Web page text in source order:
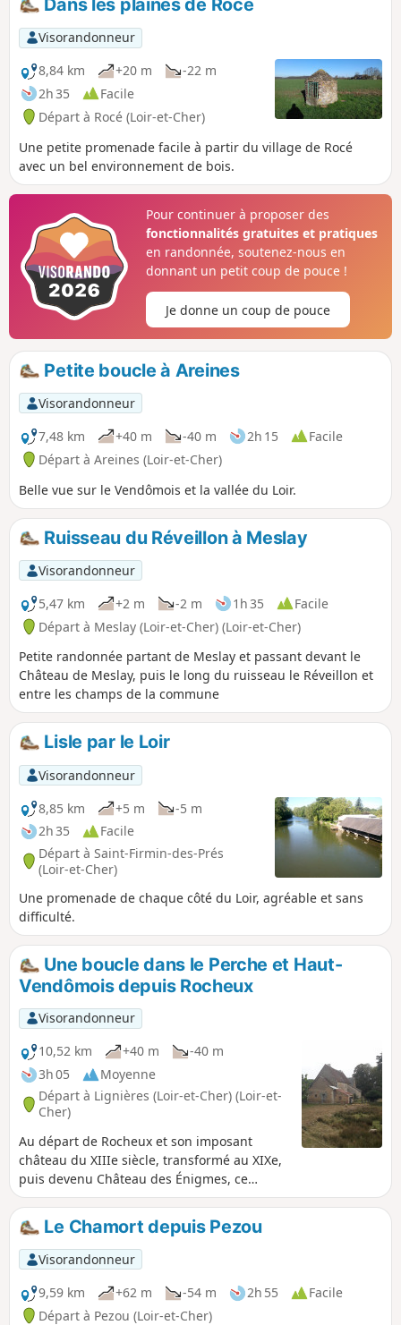
Dans les plaines de Rocé
Visorandonneur
8,84 km
+20 m
-22 m
2h 35
Facile
Départ à Rocé (Loir-et-Cher)
Une petite promenade facile à partir du village de Rocé
avec un bel environnement de bois.
Pour continuer à proposer des
fonctionnalités gratuites et pratiques
en randonnée, soutenez-nous en
donnant un petit coup de pouce !
Je donne un coup de pouce
Petite boucle à Areines
Visorandonneur
7,48 km
+40 m -40 m 2h 15
Facile
Départ à Areines (Loir-et-Cher)
Belle vue sur le Vendômois et la vallée du Loir.
Ruisseau du Réveillon à Meslay
Visorandonneur
5,47 km
+2 m -2 m 1h 35
Facile
Départ à Meslay (Loir-et-Cher) (Loir-et-Cher)
Petite randonnée partant de Meslay et passant devant le
Château de Meslay, puis le long du ruisseau le Réveillon et
entre les champs de la commune
Lisle par le Loir
Visorandonneur
8,85 km
+5 m
-5 m
2h 35
Facile
Départ à Saint-Firmin-des-Prés
(Loir-et-Cher)
Une promenade de chaque côté du Loir, agréable et sans
difficulté.
Une boucle dans le Perche et Haut-
Vendômois depuis Rocheux
Visorandonneur
10,52 km
+40 m
-40 m
3h 05
Moyenne
Départ à Lignières (Loir-et-Cher) (Loir-et-
Cher)
Au départ de Rocheux et son imposant
château du XIIIe siècle, transformé au XIXe,
puis devenu Château des Énigmes, ce
parcours varié traverse des espaces boisés,
de jolis hameaux tout en découvrant des
vues panoramiques sur le Haut Vendômois.
Le Chamort depuis Pezou
Visorandonneur
9,59 km
+62 m -54 m 2h 55
Facile
Départ à Pezou (Loir-et-Cher)